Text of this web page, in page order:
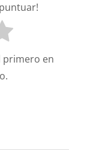
primero en